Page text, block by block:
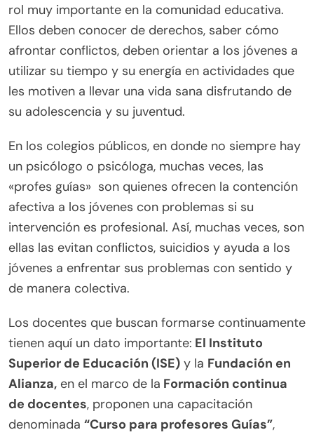
rol muy importante en la comunidad educativa.
Ellos deben conocer de derechos, saber cómo
afrontar conflictos, deben orientar a los jóvenes a
utilizar su tiempo y su energía en actividades que
les motiven a llevar una vida sana disfrutando de
su adolescencia y su juventud.
En los colegios públicos, en donde no siempre hay
un psicólogo o psicóloga, muchas veces, las
«profes guías» son quienes ofrecen la contención
afectiva a los jóvenes con problemas si su
intervención es profesional. Así, muchas veces, son
ellas las evitan conflictos, suicidios y ayuda a los
jóvenes a enfrentar sus problemas con sentido y
de manera colectiva.
Los docentes que buscan formarse continuamente
tienen aquí un dato importante: El Instituto
Superior de Educación (ISE) y la Fundación en
Alianza, en el marco de la Formación continua
de docentes, proponen una capacitación
denominada “Curso para profesores Guías”,